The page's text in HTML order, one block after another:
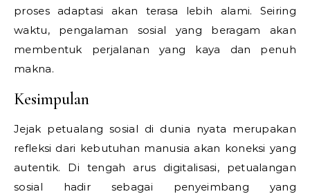
proses adaptasi akan terasa lebih alami. Seiring
waktu, pengalaman sosial yang beragam akan
membentuk perjalanan yang kaya dan penuh
makna.
Kesimpulan
Jejak petualang sosial di dunia nyata merupakan
refleksi dari kebutuhan manusia akan koneksi yang
autentik. Di tengah arus digitalisasi, petualangan
sosial hadir sebagai penyeimbang yang